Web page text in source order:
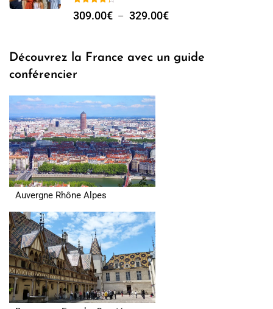
309.00€ – 329.00€
Découvrez la France avec un guide
conférencier
Auvergne Rhône Alpes